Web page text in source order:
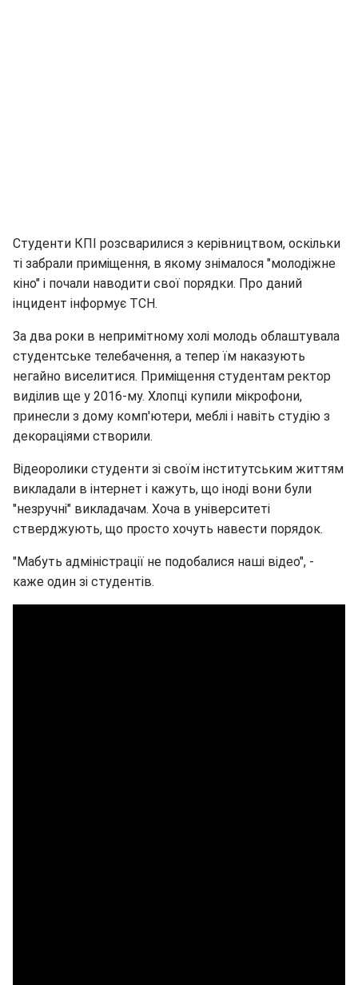
Студенти КПІ розсварилися з керівництвом, оскільки
ті забрали приміщення, в якому знімалося "молодіжне
кіно" і почали наводити свої порядки. Про даний
інцидент інформує ТСН.
За два роки в непримітному холі молодь облаштувала
студентське телебачення, а тепер їм наказують
негайно виселитися. Приміщення студентам ректор
виділив ще у 2016-му. Хлопці купили мікрофони,
принесли з дому комп'ютери, меблі і навіть студію з
декораціями створили.
Відеоролики студенти зі своїм інститутським життям
викладали в інтернет і кажуть, що іноді вони були
"незручні" викладачам. Хоча в університеті
стверджують, що просто хочуть навести порядок.
"Мабуть адміністрації не подобалися наші відео", -
каже один зі студентів.